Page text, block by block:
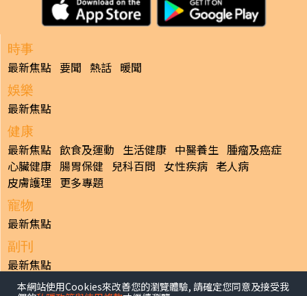
時事
最新焦點 要聞 熱話 暖聞
娛樂
最新焦點
健康
最新焦點 飲食及運動 生活健康 中醫養生 腫瘤及癌症
心臟健康 腸胃保健 兒科百問 女性疾病 老人病
皮膚護理 更多專題
寵物
最新焦點
副刊
最新焦點
日報
本網站使用Cookies來改善您的瀏覽體驗, 請確定您同意及接受我